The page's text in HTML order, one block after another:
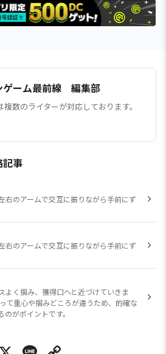
ゲーム最前線 編集部
複数のライターが対応しております。
記事
右のアームで交互に振りながら手前にず
右のアームで交互に振りながら手前にず
よく掴み、獲得口へと近づけていきま
て重心や掴みどころが違うため、的確な
がポイントです。